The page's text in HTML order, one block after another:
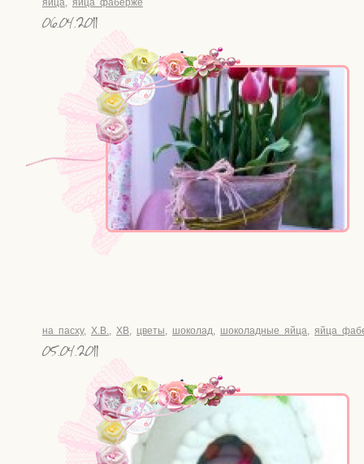
яйца, яйца фаберже
06.04.2011
на пасху, Х.В., ХВ, цветы, шоколад, шоколадные яйца, яйца
05.04.2011